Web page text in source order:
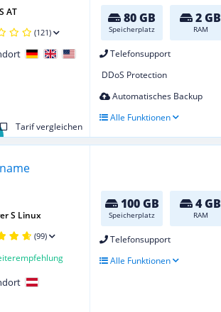
80 GB
Speicherplatz
2 GB
RAM
Telefonsupport
DDoS Protection
Automatisches Backup
Alle Funktionen
Tarif vergleichen
AT
(121)
100 GB
Speicherplatz
4 GB
RAM
Telefonsupport
Alle Funktionen
S Linux
(99)